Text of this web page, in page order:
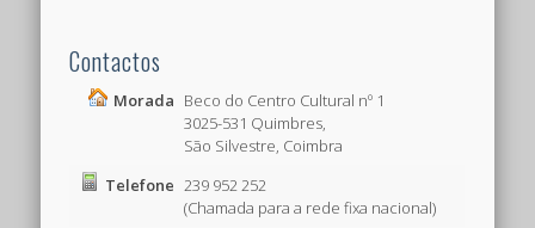
Contactos
Morada Beco do Centro Cultural nº 1
3025-531 Quimbres,
São Silvestre, Coimbra
Telefone 239 952 252
(Chamada para a rede fixa nacional)